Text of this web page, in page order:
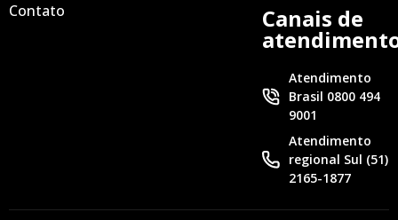
Contato
Canais de
Atendimento
Brasil 0800 494
9001
Atendimento
regional Sul (51)
2165-1877